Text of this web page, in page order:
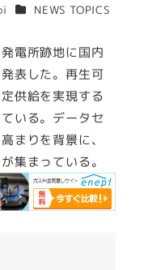
カテゴリー
NEWS TOPICS
電所跡地に国内
表した。再生可
供給を実現する
いる。データセ
まりを背景に、
集まっている。